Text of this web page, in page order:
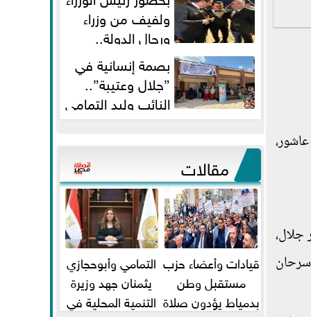
جلال،
سرحان
ولفيف من وزراء
ورجال الدولة..
النائبان وليد التمامي ومحمد...
بصمة إنسانية في
”جلال وعتيبة”..
النائب وليد التمامي
والبروفيسور جمال شيحة يداويان...
مقالات
قيادات وأعضاء حزب
مستقبل وطن
بدمياط يؤدون صلاة
التمامي وأبوحجازي
يثمنان جهد وزيرة
التنمية المحلية في